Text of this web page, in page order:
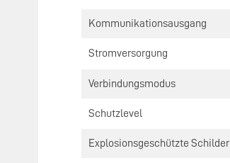
Kommunikationsausgang
Stromversorgung
Verbindungsmodus
Schutzlevel
Explosionsgeschützte Schilder